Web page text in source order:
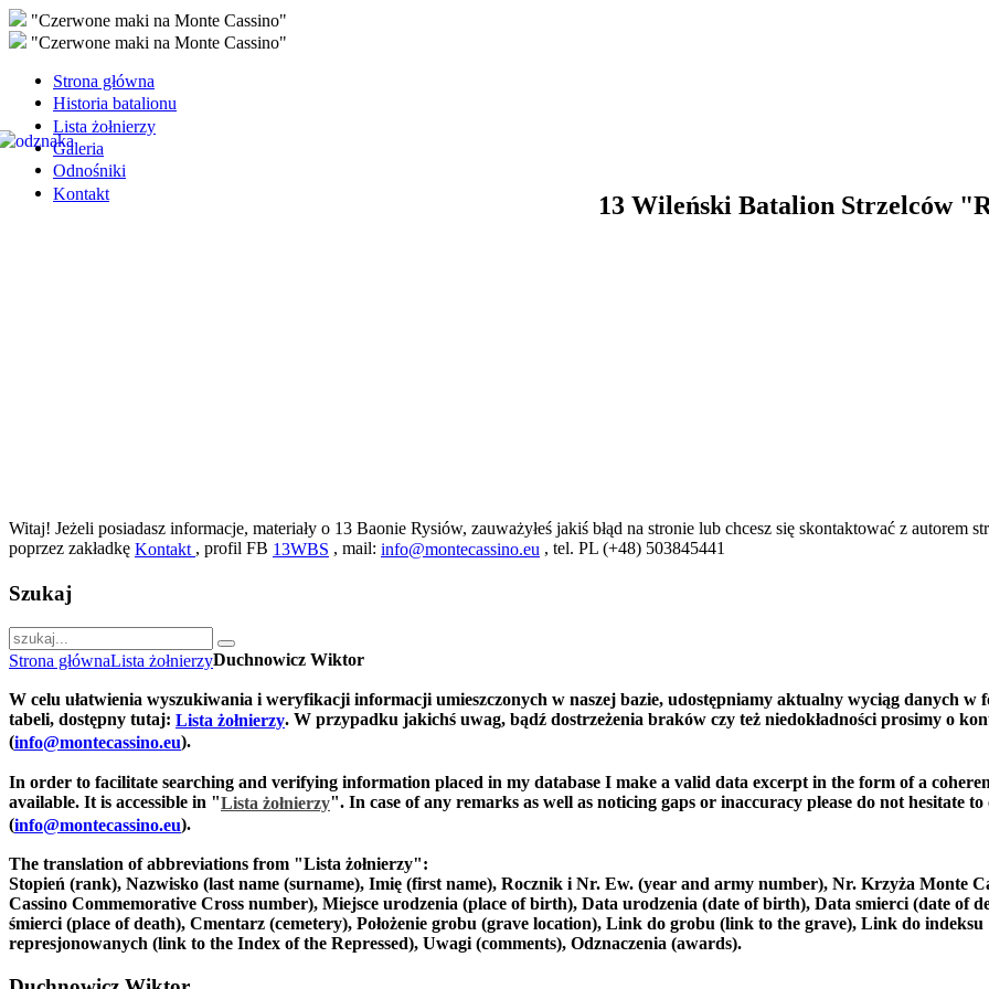
"Czerwone maki na Monte Cassino"
"Czerwone maki na Monte Cassino"
Strona główna
Historia batalionu
Lista żołnierzy
Galeria
Odnośniki
Kontakt
13 Wileński Batalion Strzelców
Witaj! Jeżeli posiadasz informacje, materiały o 13 Baonie Rysiów, zauważyłeś jakiś błąd na stronie lub chcesz się skontaktować z autorem
poprzez zakładkę Kontakt , profil FB 13WBS , mail: info@montecassino.eu , tel. PL (+48) 503845441
Szukaj
Strona głównaLista żołnierzyDuchnowicz Wiktor
W celu ułatwienia wyszukiwania i weryfikacji informacji umieszczonych w naszej bazie, udostępniamy aktualny wyciąg danych w
tabeli, dostępny tutaj: Lista żołnierzy. W przypadku jakichś uwag, bądź dostrzeżenia braków czy też niedokładności prosimy o
(info@montecassino.eu).
In order to facilitate searching and verifying information placed in my database I make a valid data excerpt in the form of a
available. It is accessible in "Lista żołnierzy". In case of any remarks as well as noticing gaps or inaccuracy please do not hesitate to
(info@montecassino.eu).
The translation of abbreviations from "Lista żołnierzy":
Stopień (rank), Nazwisko (last name (surname), Imię (first name), Rocznik i Nr. Ew. (year and army number), Nr. Krzyża Monte
Cassino Commemorative Cross number), Miejsce urodzenia (place of birth), Data urodzenia (date of birth), Data smierci (date of
śmierci (place of death), Cmentarz (cemetery), Położenie grobu (grave location), Link do grobu (link to the grave), Link do indeksu
represjonowanych (link to the Index of the Repressed), Uwagi (comments), Odznaczenia (awards).